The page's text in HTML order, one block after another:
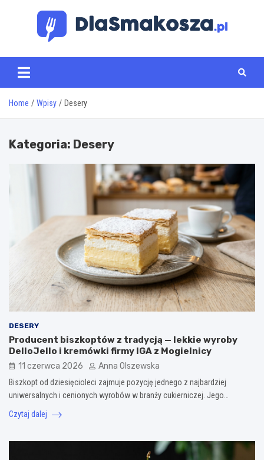
www.dlasmakosza.pl
Home Wpisy Desery
Kategoria: Desery
DESERY
Producent biszkoptów z tradycją — lekkie wyroby
DelloJello i kremówki firmy IGA z Mogielnicy
11 czerwca 2026 Anna Olszewska
Biszkopt od dziesięcioleci zajmuje pozycję jednego z najbardziej
uniwersalnych i cenionych wyrobów w branży cukierniczej. Jego…
Czytaj dalej